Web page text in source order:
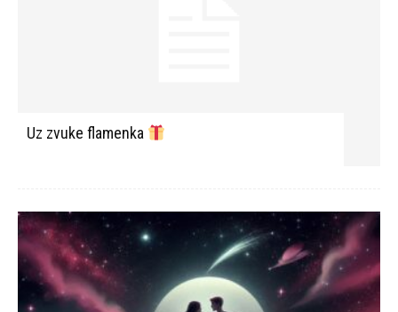
Uz zvuke flamenka